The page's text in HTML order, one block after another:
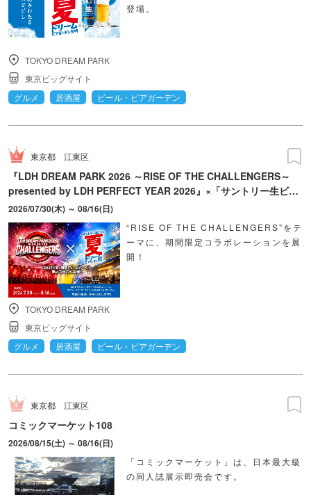
登場。
TOKYO DREAM PARK
東京ビッグサイト
グルメ
居酒屋 ビール・ビアガーデン
東京都 江東区
『LDH DREAM PARK 2026 ～RISE OF THE CHALLENGERS～
presented by LDH PERFECT YEAR 2026』×「サントリー⽣ビー
ルドリームビアガーデン有明」
2026/07/30(木) ～ 08/16(日)
“RISE OF THE CHALLENGERS”をテ
ーマに、期間限定コラボレーションを展
開！
TOKYO DREAM PARK
東京ビッグサイト
グルメ
居酒屋 ビール・ビアガーデン
東京都 江東区
コミックマーケット108
2026/08/15(土) ～ 08/16(日)
「コミックマーケット」は、日本最大級
の同人誌展示即売会です。